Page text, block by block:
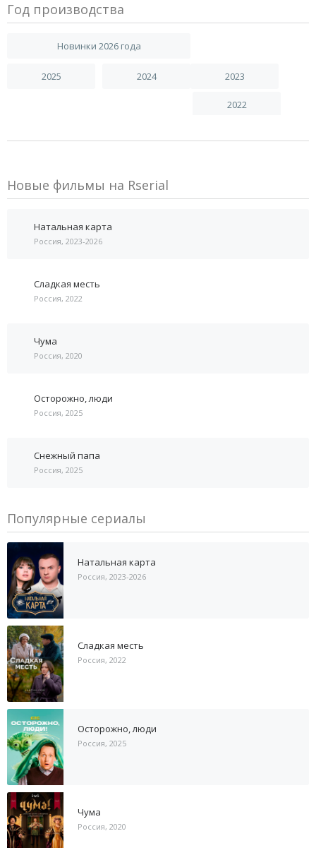
Год производства
Новинки 2026 года
2025 2024 2023
2022
Новые фильмы на Rserial
Натальная карта
Россия, 2023-2026
Сладкая месть
Россия, 2022
Чума
Россия, 2020
Осторожно, люди
Россия, 2025
Снежный папа
Россия, 2025
Популярные сериалы
Натальная карта
Россия, 2023-2026
Сладкая месть
Россия, 2022
Осторожно, люди
Россия, 2025
Чума
Россия, 2020